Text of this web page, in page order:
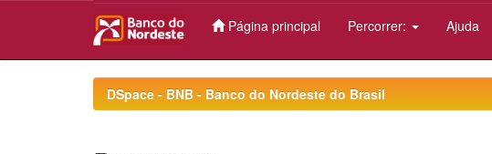
Página principal Percorrer: Ajuda
DSpace - BNB - Banco do Nordeste do Brasil